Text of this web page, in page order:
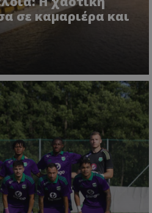
σε καμαριέρα και